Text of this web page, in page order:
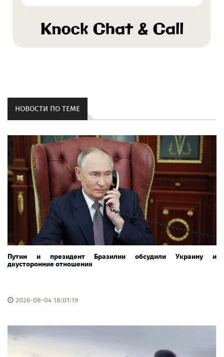
НОВОСТИ ПО ТЕМЕ
Путин и президент Бразилии обсудили Украину и
двусторонние отношения
2026-08-04 18:01:19